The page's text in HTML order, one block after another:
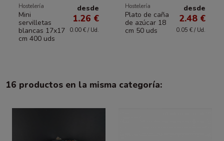
Hostelería
Mini
servilletas
blancas 17x17
cm 400 uds
desde
1.26 €
0.00 € / Ud.
Hostelería
Plato de caña
de azúcar 18
cm 50 uds
desde
2.48 €
0.05 € / Ud.
16 productos en la misma categoría: